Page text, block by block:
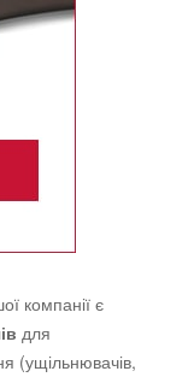
компанії є
для
(ущільнювачів,